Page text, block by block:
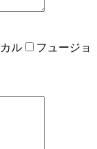
ル
フュージョ